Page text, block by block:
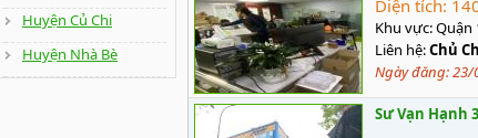
Huyện Củ Chi
Huyện Nhà Bè
Diện tích:
Khu vực:Quận
Liên hệ:Chủ
Ngày đăng:23/
Sư Vạn Hạnh